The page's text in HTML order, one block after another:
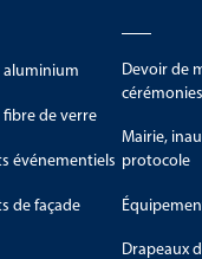
Rhône-Alpes pour la
aux bureaux,
pour les animations
Rhône-Alpes
célébrations locales.
offrent une visibilité
à la valorisation
aluminium
fibre de verre
événementiels
de façade
Devoir de
Mairie,
protocole
Drapeaux